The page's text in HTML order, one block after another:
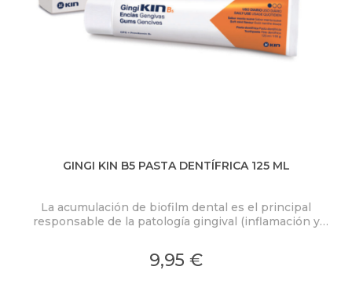
GINGI KIN B5 PASTA DENTÍFRICA 125 ML
La acumulación de biofilm dental es el principal
responsable de la patología gingival (inflamación y
controlen la placa dental y refuercen las encías.
9,95 €